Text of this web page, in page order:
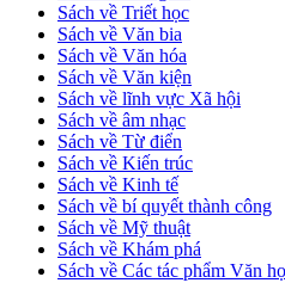
Sách về Triết học
Sách về Văn bia
Sách về Văn hóa
Sách về Văn kiện
Sách về lĩnh vực Xã hội
Sách về âm nhạc
Sách về Từ điển
Sách về Kiến trúc
Sách về Kinh tế
Sách về bí quyết thành công
Sách về Mỹ thuật
Sách về Khám phá
Sách về Các tác phẩm Văn